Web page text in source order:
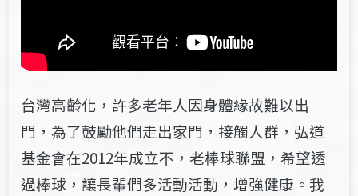
台灣高齡化，許多老年人因身體緣故難以出
門，為了鼓勵他們走出家門，接觸人群，弘道
基金會在2012年成立不，老棒球聯盟，希望透
過棒球，讓長輩們多活動活動，增強健康。我